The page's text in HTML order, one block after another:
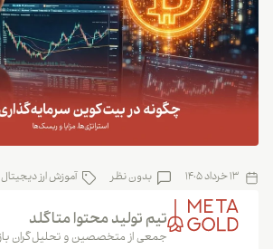
13 خرداد 1405 بدون نظر آموزش ارز دیجیتال
تیم تولید محتوا متاگلد
جمعی از متخصصین و تحلیل‌گران